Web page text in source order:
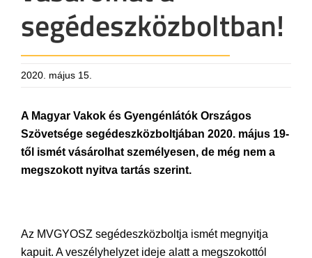
segédeszközboltban!
2020. május 15.
A Magyar Vakok és Gyengénlátók Országos
Szövetsége segédeszközboltjában 2020. május 19-
től ismét vásárolhat személyesen, de még nem a
megszokott nyitva tartás szerint.
Az MVGYOSZ segédeszközboltja ismét megnyitja
kapuit. A veszélyhelyzet ideje alatt a megszokottól